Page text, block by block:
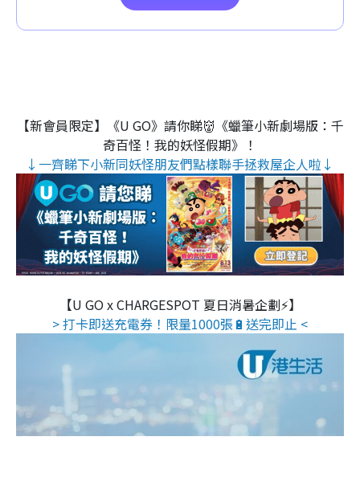
【新會員限定】《U GO》請你睇👹《蠟筆小新劇場版：千
奇百怪！我的妖怪假期》！
↓一齊睇下小新同妖怪朋友們點樣聯手拯救屋企人啦↓
【U GO x CHARGESPOT 夏日消暑企劃⚡】
> 打卡即送充電券！限量1000張🔋送完即止 <